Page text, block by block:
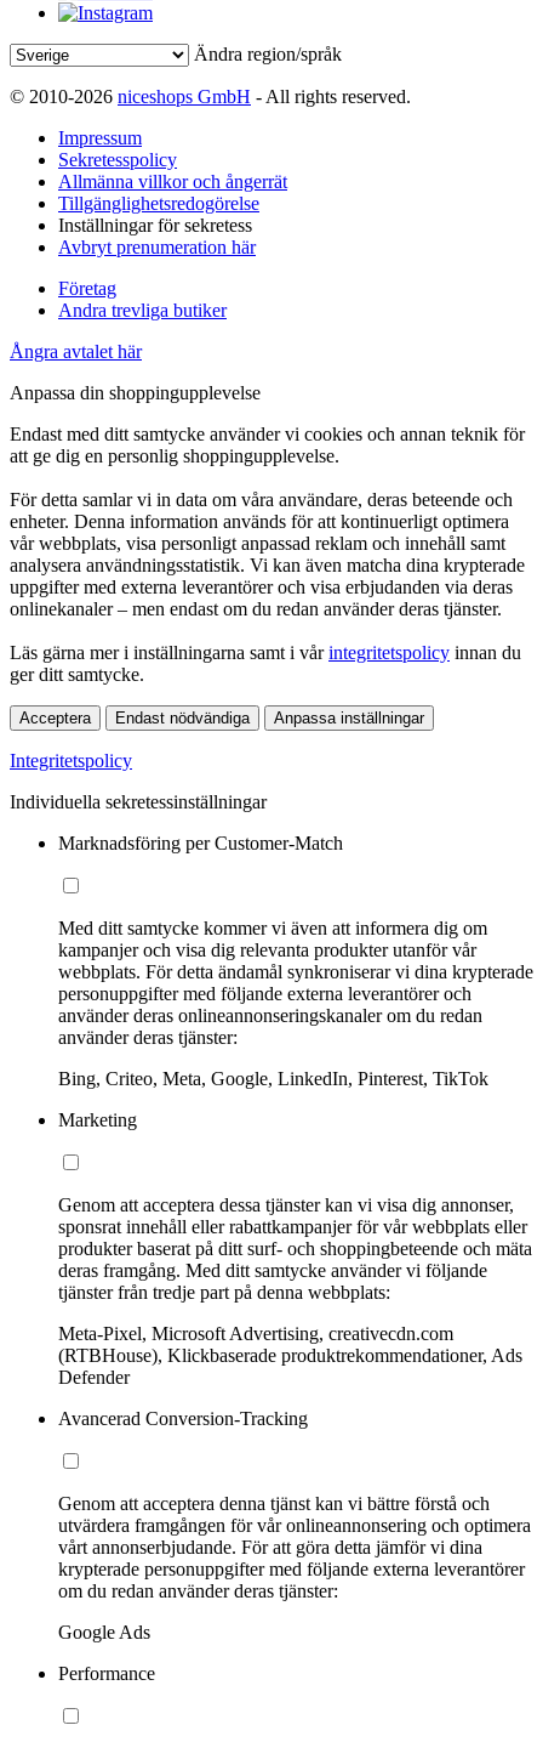
Ändra region/språk
© 2010-2026 niceshops GmbH - All rights reserved.
Impressum
Sekretesspolicy
Allmänna villkor och ångerrät
Tillgänglighetsredogörelse
Inställningar för sekretess
Avbryt prenumeration här
Företag
Andra trevliga butiker
Ångra avtalet här
Anpassa din shoppingupplevelse
Endast med ditt samtycke använder vi cookies och annan teknik för
att ge dig en personlig shoppingupplevelse.
För detta samlar vi in data om våra användare, deras beteende och
enheter. Denna information används för att kontinuerligt optimera
vår webbplats, visa personligt anpassad reklam och innehåll samt
analysera användningsstatistik. Vi kan även matcha dina krypterade
uppgifter med externa leverantörer och visa erbjudanden via deras
onlinekanaler – men endast om du redan använder deras tjänster.
Läs gärna mer i inställningarna samt i vårintegritetspolicy innan du
ger ditt samtycke.
Acceptera Endast nödvändiga Anpassa inställningar
Integritetspolicy
Individuella sekretessinställningar
Marknadsföring per Customer-Match
Med ditt samtycke kommer vi även att informera dig om
kampanjer och visa dig relevanta produkter utanför vår
webbplats. För detta ändamål synkroniserar vi dina krypterade
personuppgifter med följande externa leverantörer och
använder deras onlineannonseringskanaler om du redan
använder deras tjänster:
Bing, Criteo, Meta, Google, LinkedIn, Pinterest, TikTok
Marketing
Genom att acceptera dessa tjänster kan vi visa dig annonser,
sponsrat innehåll eller rabattkampanjer för vår webbplats eller
produkter baserat på ditt surf- och shoppingbeteende och mäta
deras framgång. Med ditt samtycke använder vi följande
tjänster från tredje part på denna webbplats:
Meta-Pixel, Microsoft Advertising, creativecdn.com
(RTBHouse), Klickbaserade produktrekommendationer, Ads
Defender
Avancerad Conversion-Tracking
Genom att acceptera denna tjänst kan vi bättre förstå och
utvärdera framgången för vår onlineannonsering och optimera
vårt annonserbjudande. För att göra detta jämför vi dina
krypterade personuppgifter med följande externa leverantörer
om du redan använder deras tjänster:
Google Ads
Performance